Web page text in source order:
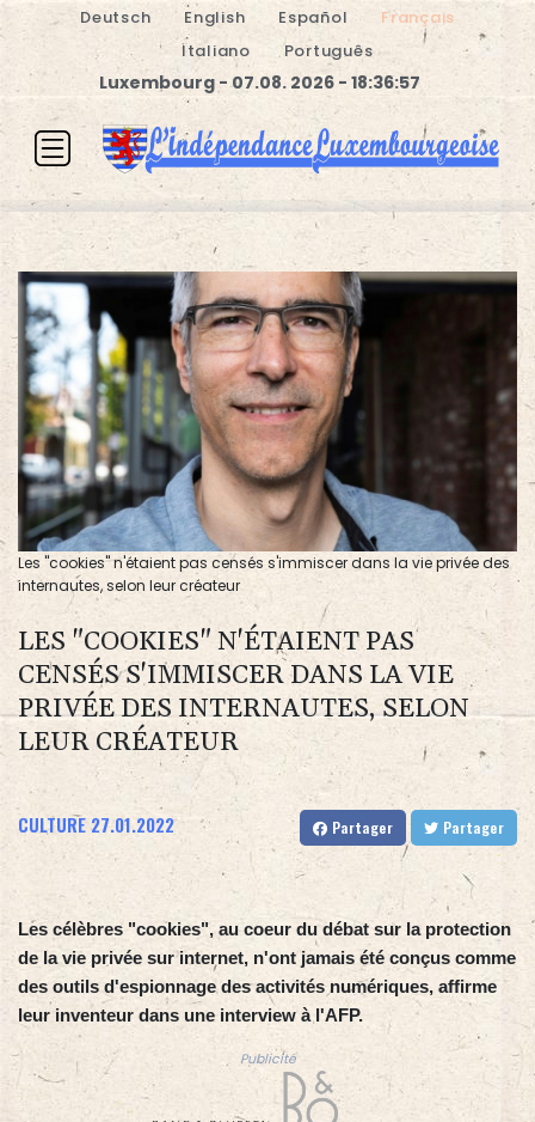
Deutsch English Español
Français
Italiano
Português
Luxembourg - 07.08. 2026 - 18:36:58
Les "cookies" n'étaient pas censés s'immiscer dans la vie privée des
internautes, selon leur créateur
LES "COOKIES" N'ÉTAIENT PAS
CENSÉS S'IMMISCER DANS LA VIE
PRIVÉE DES INTERNAUTES, SELON
LEUR CRÉATEUR
CULTURE 27.01.2022 Partager Partager
Les célèbres "cookies", au coeur du débat sur la protection
de la vie privée sur internet, n'ont jamais été conçus comme
des outils d'espionnage des activités numériques, affirme
leur inventeur dans une interview à l'AFP.
Publicité